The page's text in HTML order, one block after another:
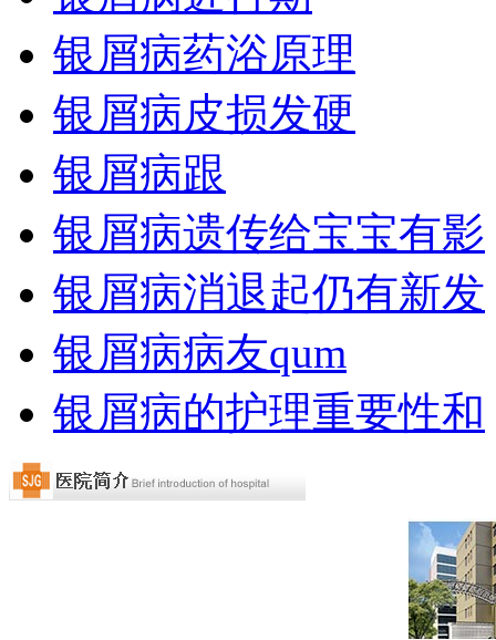
银屑病药浴原理
银屑病皮损发硬
银屑病跟
银屑病遗传给宝宝有影
银屑病消退起仍有新发
银屑病病友qum
银屑病的护理重要性和